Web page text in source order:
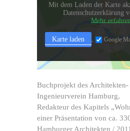
Mit dem Laden der Karte
Datenschutzerklärung
Mehr
Karte laden Google
Buchprojekt des Architekten-
Ingenieurverein Hamburg,
Redakteur des Kapitels
einer Präsentation von ca.
Hamburger Architekten /